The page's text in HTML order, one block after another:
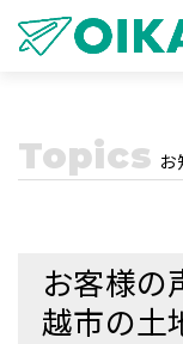
Topics お
お客様の
越市の土